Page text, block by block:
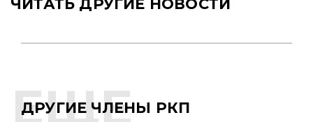
ЧИТАТЬ ДРУГИЕ НОВОСТИ
ДРУГИЕ ЧЛЕНЫ РКП